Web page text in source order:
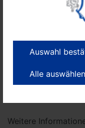
Auswahl
Alle auswählen
Sechs Knirpse
neuen
Erwachsenen blieb
Fahrgästen
Weitere